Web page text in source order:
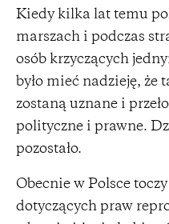
Kiedy kilka lat temu
marszach i podczas
osób krzyczących
było mieć nadzieję, że
zostaną uznane i
polityczne i prawne.
pozostało.
Obecnie w Polsce
dotyczących praw